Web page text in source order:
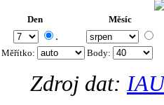
Den Měsíc
.
Měřítko: Body:
Zdroj dat: